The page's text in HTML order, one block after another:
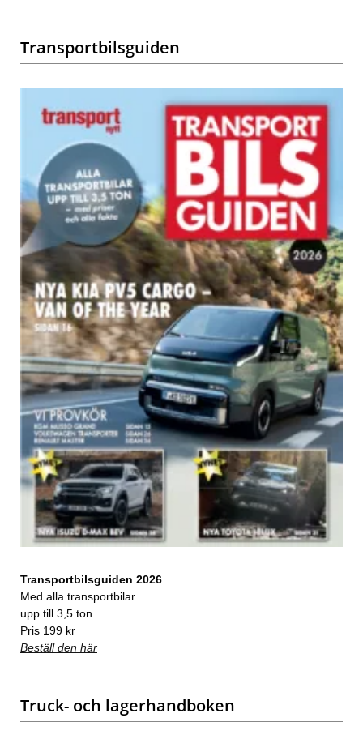
Transportbilsguiden
Transportbilsguiden 2026
Med alla transportbilar
upp till 3,5 ton
Pris 199 kr
Beställ den här
Truck- och lagerhandboken